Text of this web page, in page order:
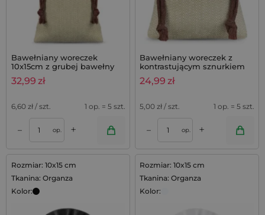
Bawełniany woreczek
10x15cm z grubej bawełny
300 g/m² - naturalny
woreczek w jodełkę
32,99 zł
6,60 zł / szt. 1 op. = 5 szt.
– op. +
Bawełniany woreczek z
kontrastującym sznurkiem
8x10 cm - naturalne
opakowanie premium 300g
24,99 zł
5,00 zł / szt. 1 op. = 5 szt.
– op. +
Rozmiar: 10x15 cm
Tkanina: Organza
Kolor:
Rozmiar: 10x15 cm
Tkanina: Organza
Kolor: